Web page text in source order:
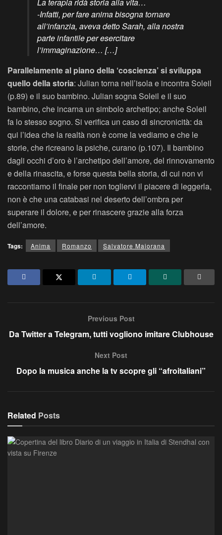
La terapia ridà storia alla vita…
-Infatti, per fare anima bisogna tornare
all’infanzia, aveva detto Sarah, alla nostra
parte infantile per esercitare
l’immaginazione… […]
Parallelamente al piano della ‘coscienza’ si sviluppa
quello della storia: Julian torna nell’isola e incontra Soleil
(p.89) e il suo bambino. Julian sogna Soleil e il suo
bambino, che incarna un simbolo archetipo; anche Soleil
fa lo stesso sogno. Si verifica un caso di sincronicità: da
qui l’idea che la realtà non è come la vediamo e che le
storie, che ricreano la psiche, curano (p.107). Il bambino
dagli occhi d’oro è l’archetipo dell’amore, del rinnovamento
e della rinascita, e forse questa bella storia, di cui non vi
raccontiamo il finale per non togliervi il piacere di leggerla,
non è che una catabasi nel deserto dell’ombra per
superare il dolore, e per rinascere grazie alla forza
dell’amore.
Tags: Anima Romanzo Salvatore Maiorana
Previous Post
Da Twitter a Telegram, tutti vogliono imitare Clubhouse
Next Post
Dopo la musica anche la tv scopre gli “afroitaliani”
Related Posts